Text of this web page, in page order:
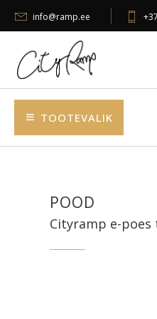
info@ramp.ee
TOOTEVALIK
POOD
Cityramp e-